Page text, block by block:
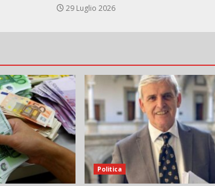
29 Luglio 2026
Politica